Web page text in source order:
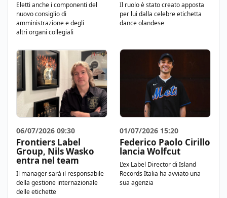
Eletti anche i componenti del
nuovo consiglio di
amministrazione e degli
altri organi collegiali
Il ruolo è stato creato apposta
per lui dalla celebre etichetta
dance olandese
06/07/2026 09:30
Frontiers Label
Group, Nils Wasko
entra nel team
Il manager sarà il responsabile
della gestione internazionale
delle etichette
01/07/2026 15:20
Federico Paolo Cirillo
lancia Wolfcut
L’ex Label Director di Island
Records Italia ha avviato una
sua agenzia